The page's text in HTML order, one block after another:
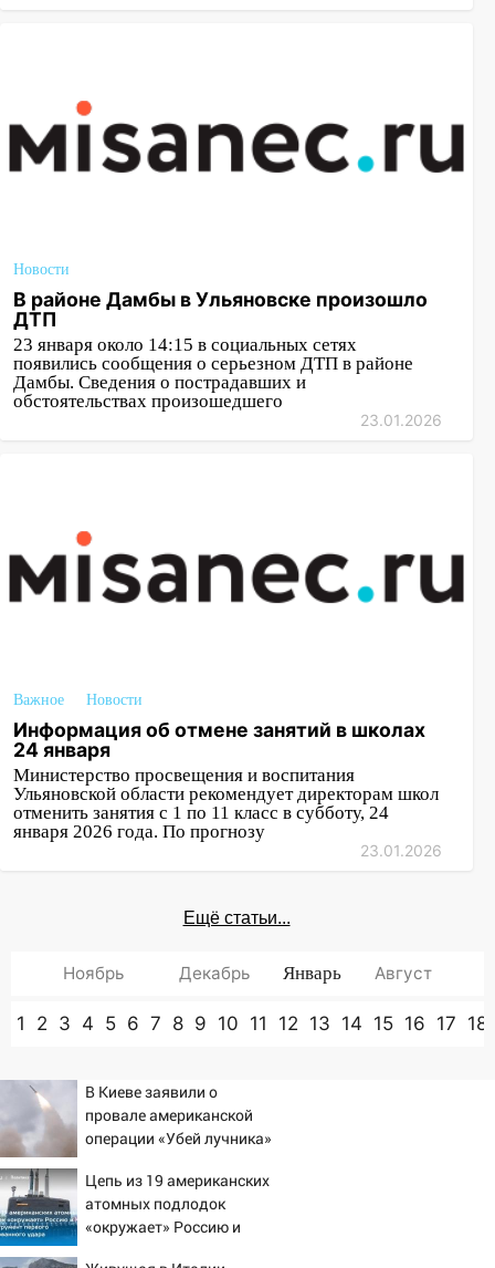
Новости
В районе Дамбы в Ульяновске произошло
ДТП
23 января около 14:15 в социальных сетях
появились сообщения о серьезном ДТП в районе
Дамбы. Сведения о пострадавших и
обстоятельствах произошедшего
23.01.2026
Важное Новости
Информация об отмене занятий в школах
24 января
Министерство просвещения и воспитания
Ульяновской области рекомендует директорам школ
отменить занятия с 1 по 11 класс в субботу, 24
января 2026 года. По прогнозу
23.01.2026
Ещё статьи...
Ноябрь Декабрь Январь Август
1 2 3 4 5 6 7 8 9 10 11 12 13 14 15 16 17 18
В Киеве заявили о
провале американской
операции «Убей лучника»
Цепь из 19 американских
атомных подлодок
«окружает» Россию и